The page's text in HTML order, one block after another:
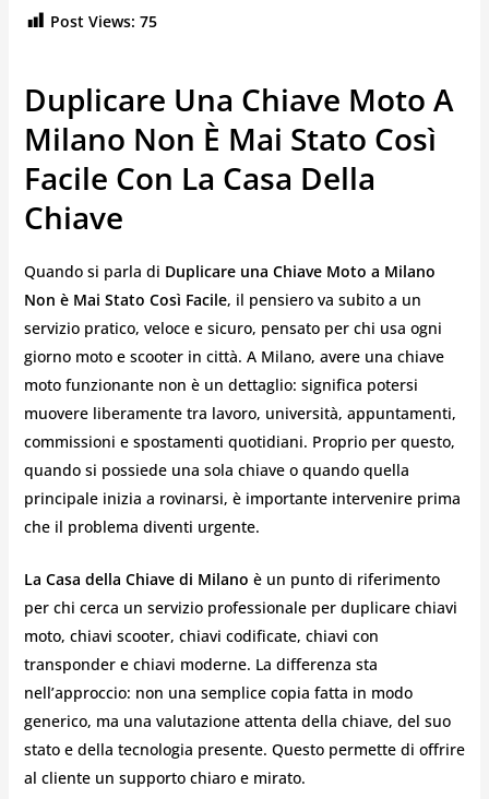
Post Views: 75
Duplicare Una Chiave Moto A
Milano Non È Mai Stato Così
Facile Con La Casa Della
Chiave
Quando si parla di Duplicare una Chiave Moto a Milano
Non è Mai Stato Così Facile, il pensiero va subito a un
servizio pratico, veloce e sicuro, pensato per chi usa ogni
giorno moto e scooter in città. A Milano, avere una chiave
moto funzionante non è un dettaglio: significa potersi
muovere liberamente tra lavoro, università, appuntamenti,
commissioni e spostamenti quotidiani. Proprio per questo,
quando si possiede una sola chiave o quando quella
principale inizia a rovinarsi, è importante intervenire prima
che il problema diventi urgente.
La Casa della Chiave di Milano è un punto di riferimento
per chi cerca un servizio professionale per duplicare chiavi
moto, chiavi scooter, chiavi codificate, chiavi con
transponder e chiavi moderne. La differenza sta
nell’approccio: non una semplice copia fatta in modo
generico, ma una valutazione attenta della chiave, del suo
stato e della tecnologia presente. Questo permette di offrire
al cliente un supporto chiaro e mirato.